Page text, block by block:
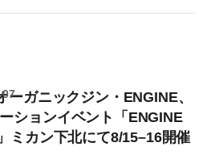
ーガニックジン・ENGINE、
ションイベント「ENGINE
ミカン下北にて8/15–16開催
07